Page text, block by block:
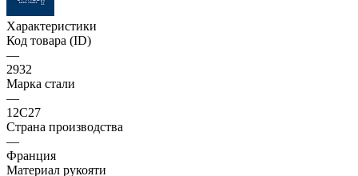
Характеристики
Код товара (ID)
—
2932
Марка стали
—
12C27
Страна производства
—
Франция
Материал рукояти